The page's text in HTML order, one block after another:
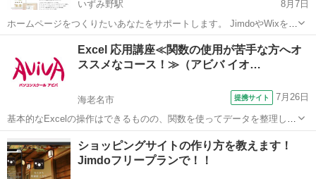
いずみ野駅
8月7日
ホームページをつくりたいあなたをサポートします。 JimdoやWixを活
用してあなたご自身で ホームページを運営してみませんか。 Web デ
ザインの経験はないけど、大切な作品やビジネスを 公開する場所だか
らこ...
いずみ野駅 パソコン
Excel 応用講座≪関数の使用が苦手な方へオ
ススメなコース！≫（アビバ イオ…
海老名市 提携サイト 7月26日
基本的なExcelの操作はできるものの、関数を使ってデータを整理した
り、見栄えや使いやすさなどの編集方法を学びたい方にオススメの講
座です。 ■学習内容■ 応用的な関数（論理関数、情報関数、財務関
数、文字列操作関数、日付/...
エクセル
ショッピングサイトの作り方を教えます！
Jimdoフリープランで！！